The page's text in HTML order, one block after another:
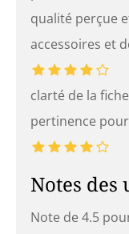
qualité perçue
accessoires et
clarté de la
pertinence
Notes des
Note de 4.5